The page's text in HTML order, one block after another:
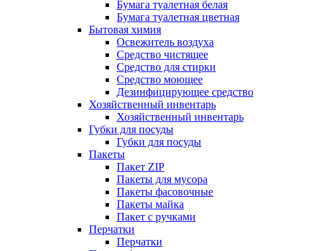
Бумага туалетная белая
Бумага туалетная цветная
Бытовая химия
Освежитель воздуха
Средство чистящее
Средство для стирки
Средство моющее
Дезинфицирующее средство
Хозяйственный инвентарь
Хозяйственный инвентарь
Губки для посуды
Губки для посуды
Пакеты
Пакет ZIP
Пакеты для мусора
Пакеты фасовочные
Пакеты майка
Пакет с ручками
Перчатки
Перчатки